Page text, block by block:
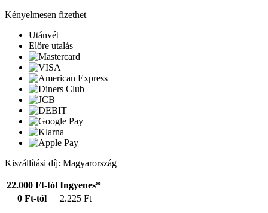
Kényelmesen fizethet
Utánvét
Előre utalás
Kiszállítási díj: Magyarország
22.000 Ft-tól Ingyenes*
0 Ft-tól
2.225 Ft